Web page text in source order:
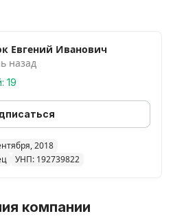
Евгений Иванович
назад
19
2018
УНП: 192739822
компании